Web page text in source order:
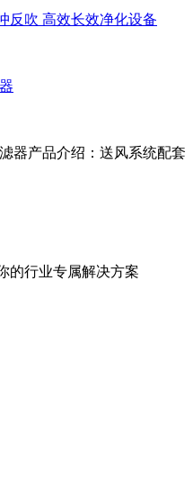
反吹 高效长效净化设备
器产品介绍：送风系统配套
行业专属解决方案